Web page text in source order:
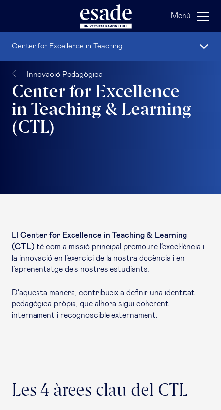
Menú
Innovació Pedagògica
Center for Excellence
in Teaching & Learning
(CTL)
Center for Excellence in Teaching & Learning (CTL)
El Center for Excellence in Teaching & Learning
(CTL) té com a missió principal promoure l’excel·lència i
la innovació en l’exercici de la nostra docència i en
l’aprenentatge dels nostres estudiants.
D’aquesta manera, contribueix a definir una identitat
pedagògica pròpia, que alhora sigui coherent
internament i recognoscible externament.
Les 4 àrees clau del CTL